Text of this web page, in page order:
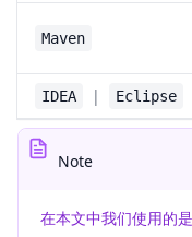
Maven
IDEA | Eclipse
Note
在本文中我们使用的是